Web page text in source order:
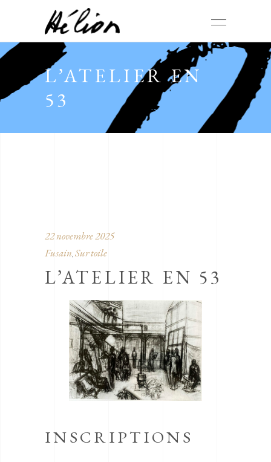
L’ATELIER EN
53
22 novembre 2025
Fusain, Sur toile
L’ATELIER EN 53
INSCRIPTIONS